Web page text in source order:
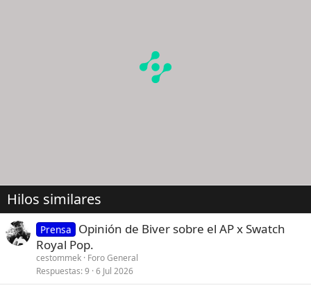
Hilos similares
Prensa
Opinión de Biver sobre el AP x Swatch
Royal Pop.
cestommek Foro General
Respuestas 9 6 Jul 2026